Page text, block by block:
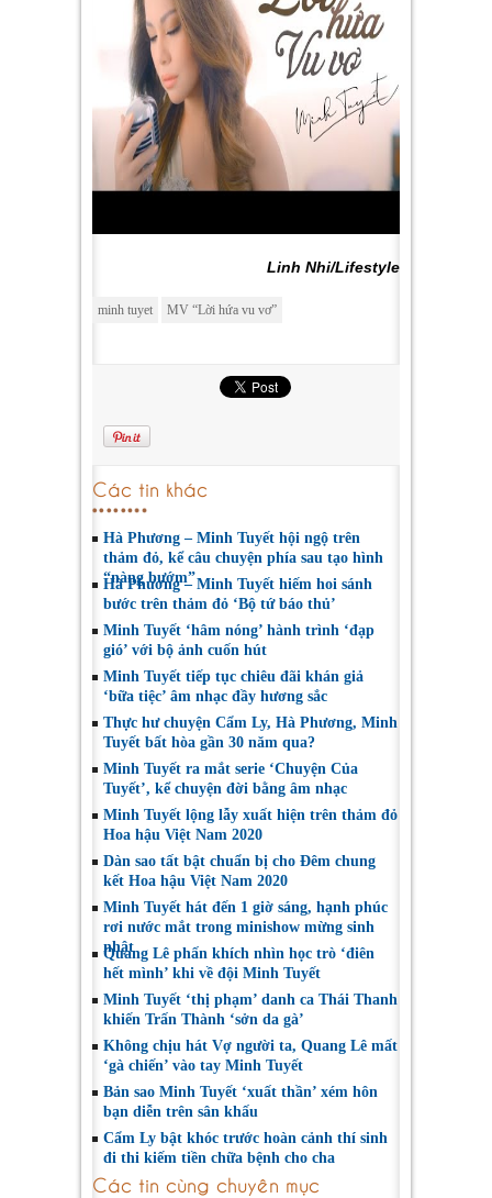
Linh Nhi/Lifestyle
minh tuyet MV “Lời hứa vu vơ”
Các tin khác
Hà Phương – Minh Tuyết hội ngộ trên
thảm đỏ, kể câu chuyện phía sau tạo hình
“nàng bướm”
Hà Phương – Minh Tuyết hiếm hoi sánh
bước trên thảm đỏ ‘Bộ tứ báo thủ’
Minh Tuyết ‘hâm nóng’ hành trình ‘đạp
gió’ với bộ ảnh cuốn hút
Minh Tuyết tiếp tục chiêu đãi khán giả
‘bữa tiệc’ âm nhạc đầy hương sắc
Thực hư chuyện Cẩm Ly, Hà Phương, Minh
Tuyết bất hòa gần 30 năm qua?
Minh Tuyết ra mắt serie ‘Chuyện Của
Tuyết’, kể chuyện đời bằng âm nhạc
Minh Tuyết lộng lẫy xuất hiện trên thảm đỏ
Hoa hậu Việt Nam 2020
Dàn sao tất bật chuẩn bị cho Đêm chung
kết Hoa hậu Việt Nam 2020
Minh Tuyết hát đến 1 giờ sáng, hạnh phúc
rơi nước mắt trong minishow mừng sinh
nhật
Quang Lê phấn khích nhìn học trò ‘điên
hết mình’ khi về đội Minh Tuyết
Minh Tuyết ‘thị phạm’ danh ca Thái Thanh
khiến Trấn Thành ‘sởn da gà’
Không chịu hát Vợ người ta, Quang Lê mất
‘gà chiến’ vào tay Minh Tuyết
Bản sao Minh Tuyết ‘xuất thần’ xém hôn
bạn diễn trên sân khấu
Cẩm Ly bật khóc trước hoàn cảnh thí sinh
đi thi kiếm tiền chữa bệnh cho cha
Các tin cùng chuyên mục